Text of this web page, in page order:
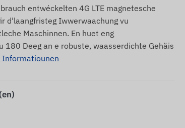
entwéckelten 4G LTE magnetesche
d'laangfristeg Iwwerwaachung vu
Maschinnen. En huet eng
180 Deeg an e robuste, waasserdichte Gehäis
Informatiounen